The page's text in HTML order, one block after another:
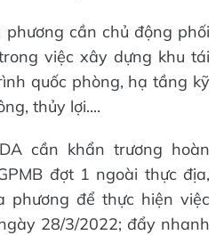
cần chủ động phối
việc xây dựng khu tái
quốc phòng, hạ tầng kỹ
thủy lợi....
cần khẩn trương hoàn
đợt 1 ngoài thực địa,
phương để thực hiện việc
28/3/2022; đẩy nhanh